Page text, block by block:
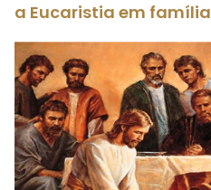
a Eucaristia em família